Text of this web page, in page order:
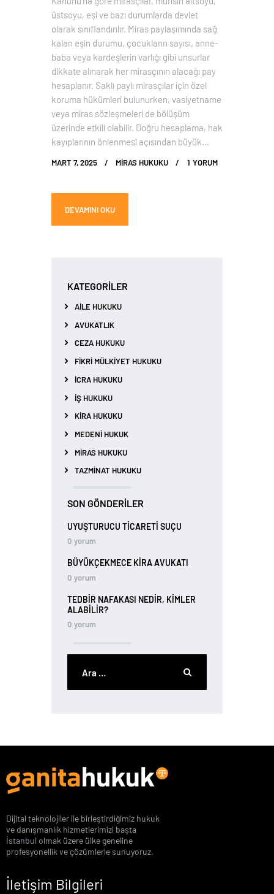
üstsoyu, eşi ve bazı durumlarda devlet
olarak sınıflandırılır. Miras paylaşımında sağ
kalan eşin durumu, çocukların sayısı, anne-
baba veya kardeşlerin varlığı gibi unsurlar
dikkate alınarak her mirasçının alacağı pay
hesaplanır. Saklı paylı mirasçılar için özel
koruma hükümleri bulunurken, vasiyetname
veya miras sözleşmeleri de bölüşüm
üzerinde etkili olabilir. Doğru hesaplama, hak
kayıplarının önlenmesi açısından büyük…
MART 7, 2025 MIRAS HUKUKU 1 YORUM
DEVAMINI OKU
KATEGORILER
AILE HUKUKU
AVUKATLIK
CEZA HUKUKU
FIKRI MÜLKIYET HUKUKU
İCRA HUKUKU
İŞ HUKUKU
KIRA HUKUKU
MEDENI HUKUK
MIRAS HUKUKU
TAZMINAT HUKUKU
SON GÖNDERILER
UYUŞTURUCU TİCARETİ SUÇU
0 yorum
BÜYÜKÇEKMECE KIRA AVUKATI
0 yorum
TEDBIR NAFAKASI NEDIR, KIMLER
ALABILIR?
0 yorum
Dijital teknolojiler ile birleştirdiğimiz hukuk
ve danışmanlık hizmetlerimizi başta
İstanbul olmak üzere ülke geneline
profesyonellik ve çözümlerle sunuyoruz.
İletişim Bilgileri